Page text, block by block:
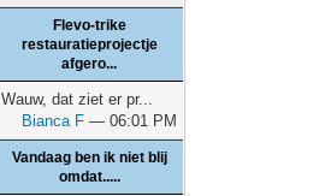
Flevo-trike
restauratieprojectje
afgero...
Wauw, dat ziet er pr...
Bianca F — 06:01 PM
Vandaag ben ik niet blij
omdat.....